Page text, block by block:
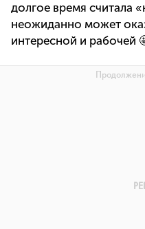
долгое время считала
неожиданно может
интересной и рабочей